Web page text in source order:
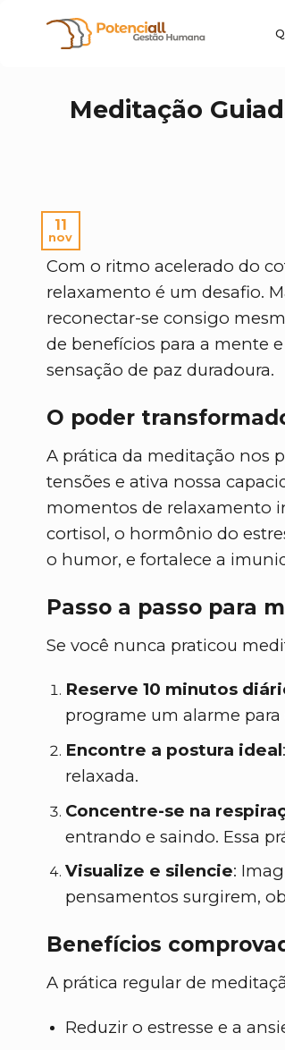
Meditação
11
nov
Com o ritmo acelerado do
relaxamento é um desafio.
reconectar-se consigo
de benefícios para a mente
sensação de paz duradoura.
O poder
A prática da meditação nos
tensões e ativa nossa
momentos de relaxamento
cortisol, o hormônio do
o humor, e fortalece a
Passo a passo para
Se você nunca praticou
Reserve 10 minutos
programe um alarme
Encontre a postura ideal
relaxada.
Concentre-se na
entrando e saindo. Essa
Visualize e silencie:
pensamentos surgirem,
Benefícios
A prática regular de
Reduzir o estresse e a